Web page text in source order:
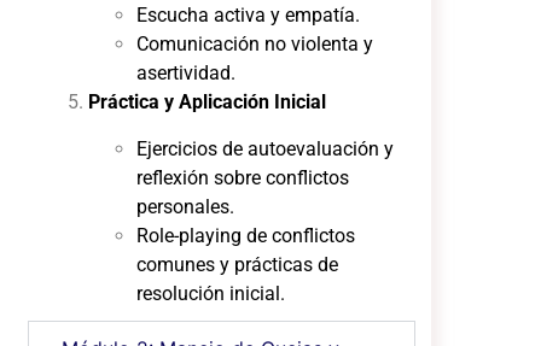
Escucha activa y empatía.
Comunicación no violenta y
asertividad.
Práctica y Aplicación Inicial
Ejercicios de autoevaluación y
reflexión sobre conflictos
personales.
Role-playing de conflictos
comunes y prácticas de
resolución inicial.